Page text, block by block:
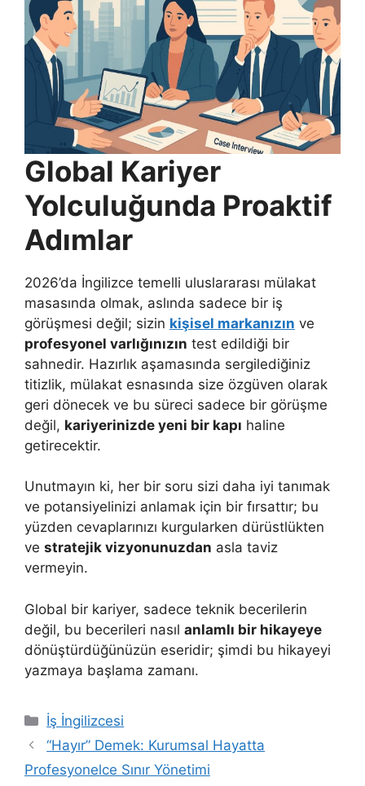
Global Kariyer
Yolculuğunda Proaktif
Adımlar
2026’da İngilizce temelli uluslararası mülakat
masasında olmak, aslında sadece bir iş
görüşmesi değil; sizin kişisel markanızın ve
profesyonel varlığınızın test edildiği bir
sahnedir. Hazırlık aşamasında sergilediğiniz
titizlik, mülakat esnasında size özgüven olarak
geri dönecek ve bu süreci sadece bir görüşme
değil, kariyerinizde yeni bir kapı haline
getirecektir.
Unutmayın ki, her bir soru sizi daha iyi tanımak
ve potansiyelinizi anlamak için bir fırsattır; bu
yüzden cevaplarınızı kurgularken dürüstlükten
ve stratejik vizyonunuzdan asla taviz
vermeyin.
Global bir kariyer, sadece teknik becerilerin
değil, bu becerileri nasıl anlamlı bir hikayeye
dönüştürdüğünüzün eseridir; şimdi bu hikayeyi
yazmaya başlama zamanı.
Kategoriler
İş İngilizcesi
“Hayır” Demek: Kurumsal Hayatta
Profesyonelce Sınır Yönetimi